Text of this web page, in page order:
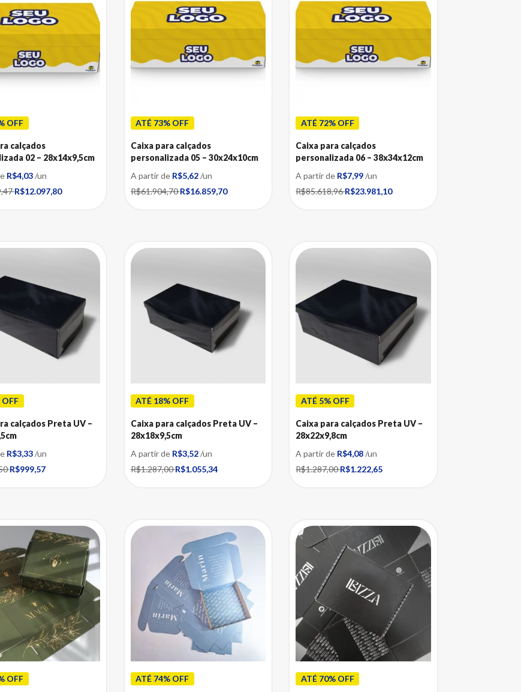
OFF
calçados
02 – 28x14x9,5cm
R$4,03/un
R$12.097,80
ATÉ 73% OFF
Caixa para calçados
personalizada 05 – 30x24x10cm
A partir de R$5,62/un
R$61.904,70R$16.859,70
ATÉ 72% OFF
Caixa para calçados
personalizada 06 – 38x34x12cm
A partir de R$7,99/un
R$85.618,96R$23.981,10
OFF
calçados Preta UV –
R$3,33/un
R$999,57
ATÉ 18% OFF
Caixa para calçados Preta UV –
28x18x9,5cm
A partir de R$3,52/un
R$1.287,00R$1.055,34
ATÉ 5% OFF
Caixa para calçados Preta UV –
28x22x9,8cm
A partir de R$4,08/un
R$1.287,00R$1.222,65
OFF ATÉ 74% OFF ATÉ 70% OFF